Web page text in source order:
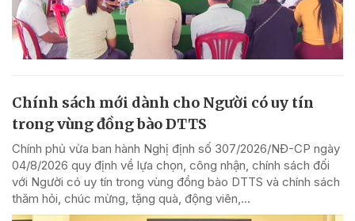
Chính sách mới dành cho Người có uy tín
trong vùng đồng bào DTTS
Chính phủ vừa ban hành Nghị định số 307/2026/NĐ-CP ngày
04/8/2026 quy định về lựa chọn, công nhận, chính sách đối
với Người có uy tín trong vùng đồng bào DTTS và chính sách
thăm hỏi, chúc mừng, tặng quà, động viên,...